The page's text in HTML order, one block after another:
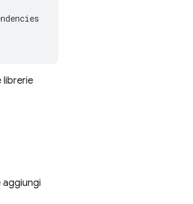
librerie
aggiungi